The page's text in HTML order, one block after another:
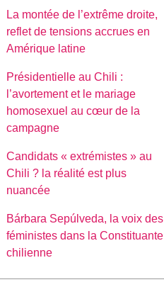
La montée de l’extrême droite,
reflet de tensions accrues en
Amérique latine
Présidentielle au Chili :
l’avortement et le mariage
homosexuel au cœur de la
campagne
Candidats « extrémistes » au
Chili ? la réalité est plus
nuancée
Bárbara Sepúlveda, la voix des
féministes dans la Constituante
chilienne